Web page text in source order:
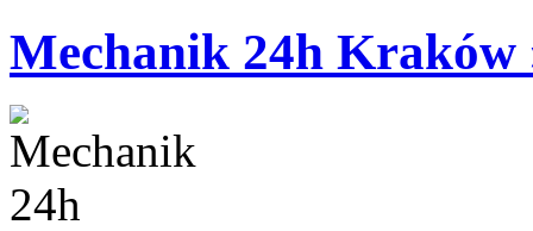
Mechanik 24h Kraków